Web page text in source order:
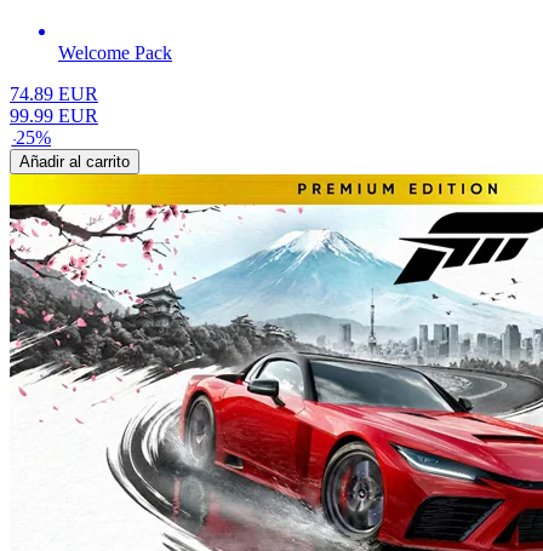
Welcome Pack
74.89 EUR
99.99 EUR
-25%
Añadir al carrito